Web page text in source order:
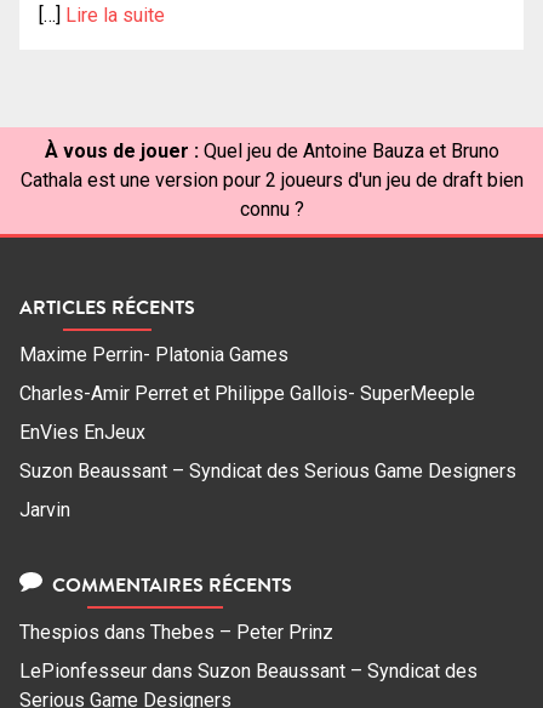
[…] Lire la suite
À vous de jouer : Quel jeu de Antoine Bauza et Bruno
Cathala est une version pour 2 joueurs d'un jeu de draft bien
connu ?
ARTICLES RÉCENTS
Maxime Perrin- Platonia Games
Charles-Amir Perret et Philippe Gallois- SuperMeeple
EnVies EnJeux
Suzon Beaussant – Syndicat des Serious Game Designers
Jarvin
COMMENTAIRES RÉCENTS
Thespios dans Thebes – Peter Prinz
LePionfesseur dans Suzon Beaussant – Syndicat des
Serious Game Designers